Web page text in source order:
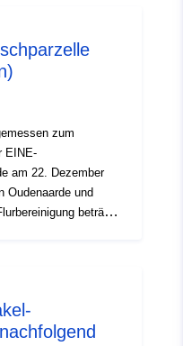
DD43-4D3B-
zum
EINE-
am 22. Dezember
Oudenaarde und
beträgt